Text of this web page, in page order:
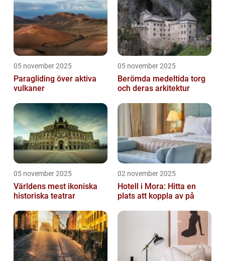
05 november 2025
Paragliding över aktiva
vulkaner
05 november 2025
Berömda medeltida torg
och deras arkitektur
05 november 2025
Världens mest ikoniska
historiska teatrar
02 november 2025
Hotell i Mora: Hitta en
plats att koppla av på